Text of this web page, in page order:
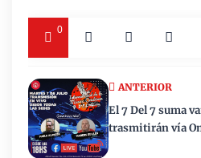
0
ANTERIOR
El 7 Del 7 suma
trasmitirán vía